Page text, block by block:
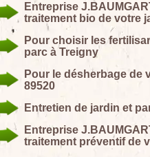
Entreprise
traitement bio de votre
Pour choisir les
parc à Treigny
Pour le désherbage de
89520
Entretien de jardin et
Entreprise
traitement préventif de